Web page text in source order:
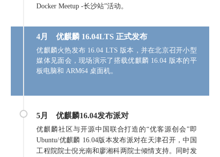
Docker Meetup -长沙站”活动。
4月 优麒麟 16.04LTS 正式发布
优麒麟火热发布 16.04 LTS 版本，并在北京召开小型
媒体见面会，现场演示了搭载优麒麟 16.04 版本的平
板电脑和 ARM64 桌面机。
5月 优麒麟16.04发布派对
优麒麟社区与开源中国联合打造的“优客源创会”即
Ubuntu/优麒麟 16.04版本发布派对在天津召开，中国
工程院院士倪光南和廖湘科两院士倾情支持。同时发